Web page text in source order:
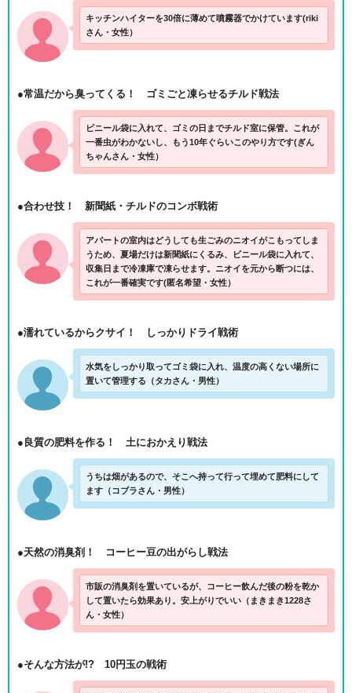
キッチンハイターを30倍に薄めて噴霧器でかけています(riki
さん・女性）
●常温だから臭ってくる！ ゴミごと凍らせるチルド戦法
ビニール袋に入れて、ゴミの日までチルド室に保管。これが
一番虫がわかないし、もう10年ぐらいこのやり方です(ぎん
ちゃんさん・女性）
●合わせ技！ 新聞紙・チルドのコンボ戦術
アパートの室内はどうしても生ごみのニオイがこもってしま
うため、夏場だけは新聞紙にくるみ、ビニール袋に入れて、
収集日まで冷凍庫で凍らせます。ニオイを元から断つには、
これが一番確実です(匿名希望・女性）
●濡れているからクサイ！ しっかりドライ戦術
水気をしっかり取ってゴミ袋に入れ、温度の高くない場所に
置いて管理する（タカさん・男性）
●良質の肥料を作る！ 土におかえり戦法
うちは畑があるので、そこへ持って行って埋めて肥料にして
ます（コブラさん・男性）
●天然の消臭剤！ コーヒー豆の出がらし戦法
市販の消臭剤を置いているが、コーヒー飲んだ後の粉を乾か
して置いたら効果あり。安上がりでいい（まきまき1228さ
ん・女性）
●そんな方法が!? 10円玉の戦術